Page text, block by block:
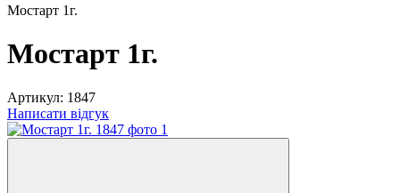
Мостарт 1г.
Мостарт 1г.
Артикул: 1847
Написати відгук